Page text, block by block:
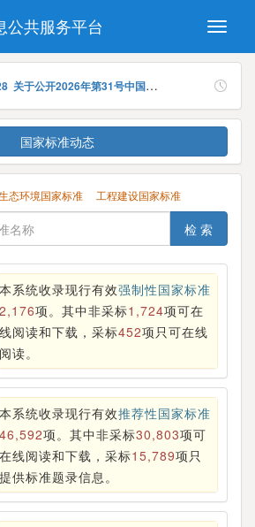
Toggle
公共服务平台
国家标准外文版
(National standards in foreign
2026-07-28 关于公开2026年第30号中国国家标准公告中国家标准全文的通知
2026-07-22 关于公开2026年第28号中国国家标准公告中国家标准全文的通知
2026-06-22 关于公开2026年第23号中国国家标准公告中国家标准全文的通知
查看更多
国家标准动态
态环境国家标准 工程建设国家标准
检 索
本系统收录现行有效强制性国家标准
2,176项。 其中非采标1,724项可在
线阅读和下载，采标452项只可在线
阅读。
本系统收录现行有效推荐性国家标准
46,592项。 其中非采标30,803项可
在线阅读和下载，采标15,789项只
提供标准题录信息。